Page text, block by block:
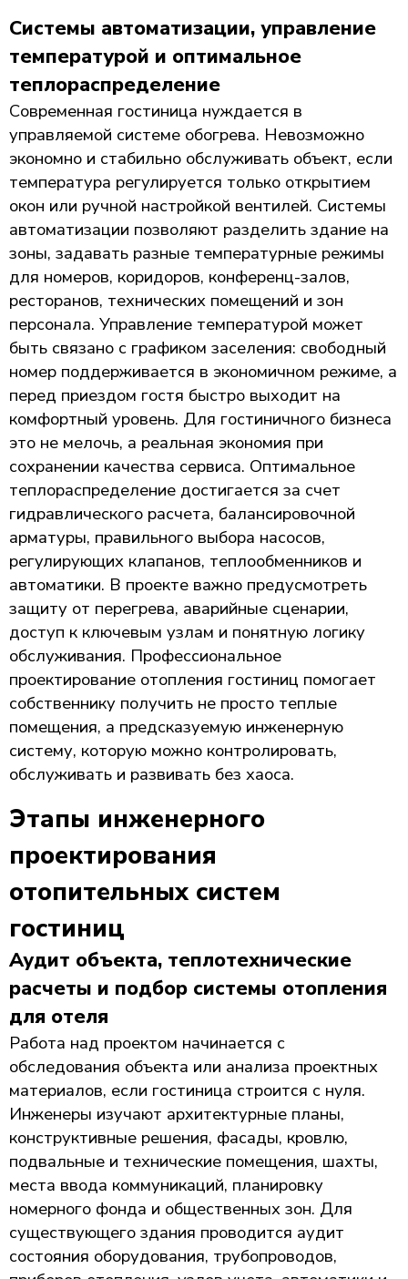
Системы автоматизации, управление
температурой и оптимальное
теплораспределение
Современная гостиница нуждается в
управляемой системе обогрева. Невозможно
экономно и стабильно обслуживать объект, если
температура регулируется только открытием
окон или ручной настройкой вентилей. Системы
автоматизации позволяют разделить здание на
зоны, задавать разные температурные режимы
для номеров, коридоров, конференц-залов,
ресторанов, технических помещений и зон
персонала. Управление температурой может
быть связано с графиком заселения: свободный
номер поддерживается в экономичном режиме, а
перед приездом гостя быстро выходит на
комфортный уровень. Для гостиничного бизнеса
это не мелочь, а реальная экономия при
сохранении качества сервиса. Оптимальное
теплораспределение достигается за счет
гидравлического расчета, балансировочной
арматуры, правильного выбора насосов,
регулирующих клапанов, теплообменников и
автоматики. В проекте важно предусмотреть
защиту от перегрева, аварийные сценарии,
доступ к ключевым узлам и понятную логику
обслуживания. Профессиональное
проектирование отопления гостиниц помогает
собственнику получить не просто теплые
помещения, а предсказуемую инженерную
систему, которую можно контролировать,
обслуживать и развивать без хаоса.
Этапы инженерного
проектирования
отопительных систем
гостиниц
Аудит объекта, теплотехнические
расчеты и подбор системы отопления
для отеля
Работа над проектом начинается с
обследования объекта или анализа проектных
материалов, если гостиница строится с нуля.
Инженеры изучают архитектурные планы,
конструктивные решения, фасады, кровлю,
подвальные и технические помещения, шахты,
места ввода коммуникаций, планировку
номерного фонда и общественных зон. Для
существующего здания проводится аудит
состояния оборудования, трубопроводов,